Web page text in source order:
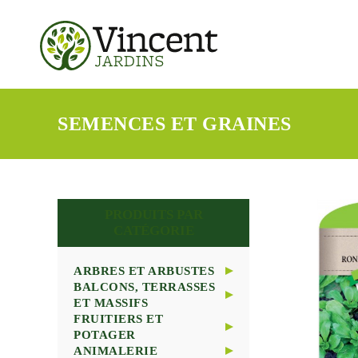
SEMENCES ET GRAINES
ARBRES ET ARBUSTES
ARBRES
ARBUSTES
CONIFERES
PLANTES DE TERRE
DE BRUYERE
BALCONS, TERRASSES
ET MASSIFS
PLANTES ANNUELLES
ET BISANNUELLES
PLANTES VIVACES ET
FRUITIERS ET
POTAGER
ARBRES FRUITIERS
ANIMALERIE